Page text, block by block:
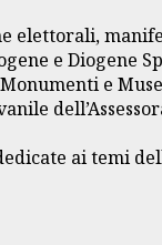
elettorali,
e Diogene
e
ai temi